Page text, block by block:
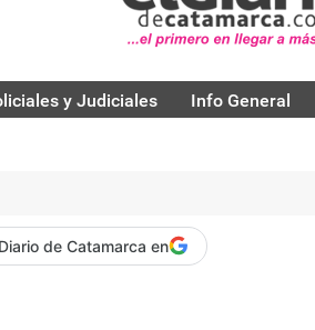
y Judiciales Info General
de Catamarca en